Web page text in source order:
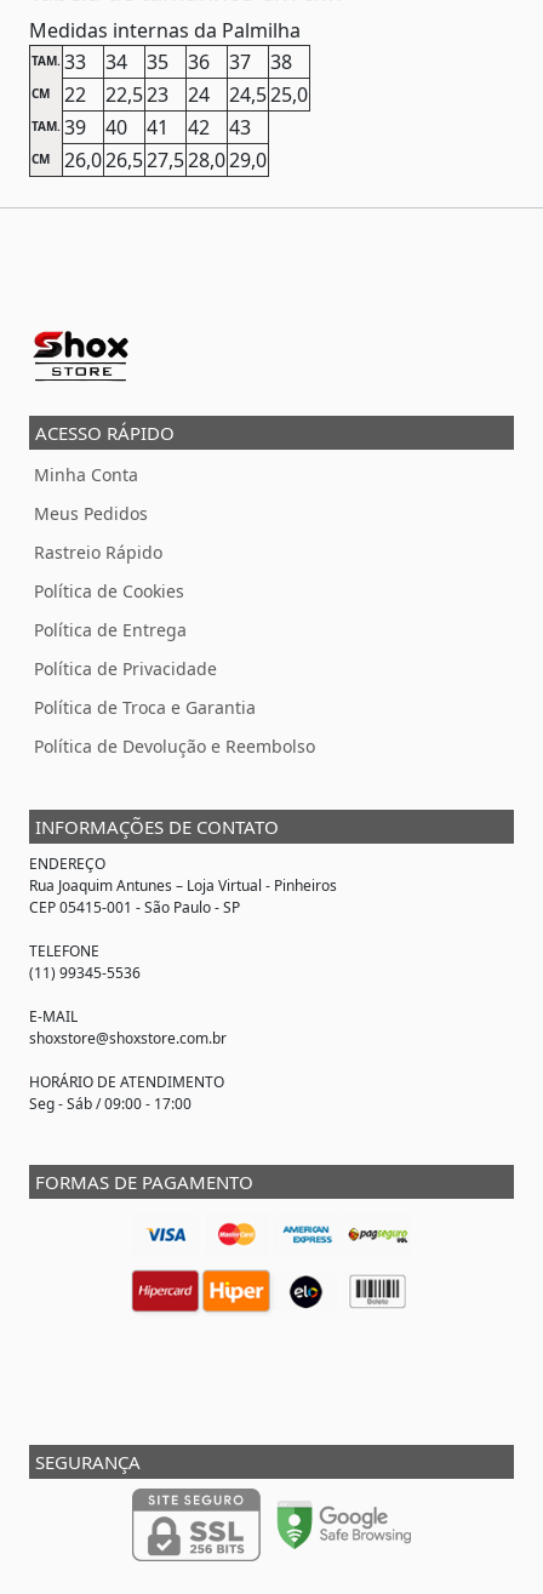
Medidas internas da Palmilha
TAM. 33 34 35 36 37 38
CM 22 22,523 24 24,525,0
TAM. 39 40 41 42 43
CM 26,026,527,528,029,0
ACESSO RÁPIDO
Minha Conta
Meus Pedidos
Rastreio Rápido
Política de Cookies
Política de Entrega
Política de Privacidade
Política de Troca e Garantia
Política de Devolução e Reembolso
INFORMAÇÕES DE CONTATO
ENDEREÇO
Rua Joaquim Antunes – Loja Virtual - Pinheiros
CEP 05415-001 - São Paulo - SP
TELEFONE
(11) 99345-5536
E-MAIL
shoxstore@shoxstore.com.br
HORÁRIO DE ATENDIMENTO
Seg - Sáb / 09:00 - 17:00
FORMAS DE PAGAMENTO
SEGURANÇA